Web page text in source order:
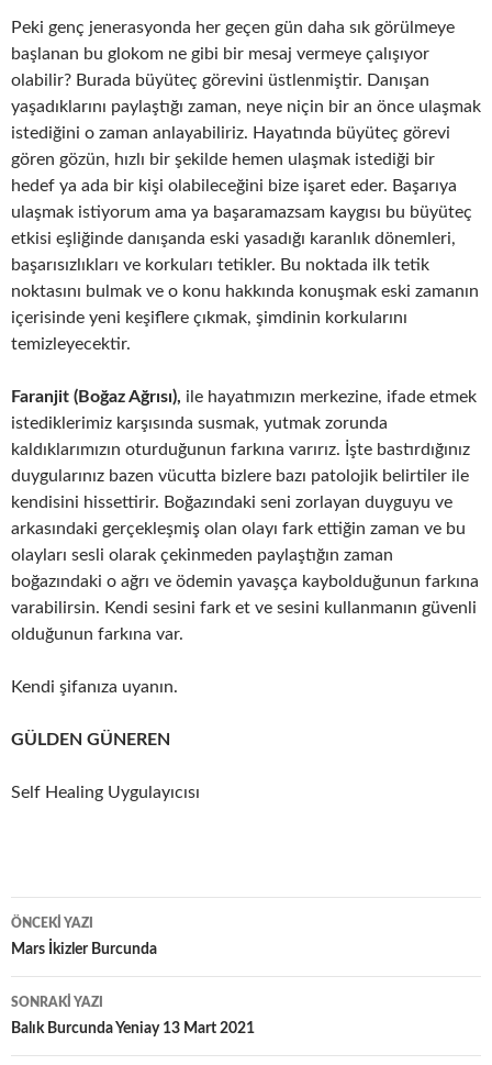
Peki genç jenerasyonda her geçen gün daha sık görülmeye
başlanan bu glokom ne gibi bir mesaj vermeye çalışıyor
olabilir? Burada büyüteç görevini üstlenmiştir. Danışan
yaşadıklarını paylaştığı zaman, neye niçin bir an önce ulaşmak
istediğini o zaman anlayabiliriz. Hayatında büyüteç görevi
gören gözün, hızlı bir şekilde hemen ulaşmak istediği bir
hedef ya ada bir kişi olabileceğini bize işaret eder. Başarıya
ulaşmak istiyorum ama ya başaramazsam kaygısı bu büyüteç
etkisi eşliğinde danışanda eski yasadığı karanlık dönemleri,
başarısızlıkları ve korkuları tetikler. Bu noktada ilk tetik
noktasını bulmak ve o konu hakkında konuşmak eski zamanın
içerisinde yeni keşiflere çıkmak, şimdinin korkularını
temizleyecektir.
Faranjit (Boğaz Ağrısı), ile hayatımızın merkezine, ifade etmek
istediklerimiz karşısında susmak, yutmak zorunda
kaldıklarımızın oturduğunun farkına varırız. İşte bastırdığınız
duygularınız bazen vücutta bizlere bazı patolojik belirtiler ile
kendisini hissettirir. Boğazındaki seni zorlayan duyguyu ve
arkasındaki gerçekleşmiş olan olayı fark ettiğin zaman ve bu
olayları sesli olarak çekinmeden paylaştığın zaman
boğazındaki o ağrı ve ödemin yavaşça kaybolduğunun farkına
varabilirsin. Kendi sesini fark et ve sesini kullanmanın güvenli
olduğunun farkına var.
Kendi şifanıza uyanın.
GÜLDEN GÜNEREN
Self Healing Uygulayıcısı
Yazı
dolaşımı
ÖNCEKI YAZI
Mars İkizler Burcunda
SONRAKI YAZI
Balık Burcunda Yeniay 13 Mart 2021